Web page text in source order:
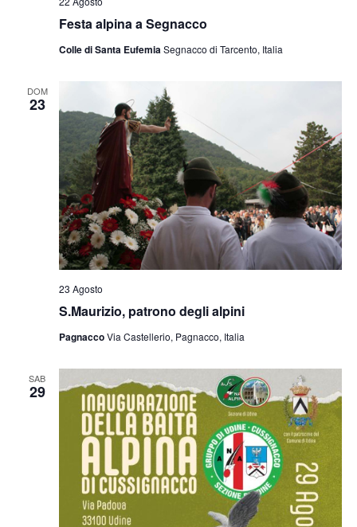
Festa alpina a Segnacco
Colle di Santa EufemiaSegnacco di Tarcento, Italia
DOM
23
S.Maurizio, patrono degli alpini
23 Agosto
PagnaccoVia Castellerio, Pagnacco, Italia
SAB
29